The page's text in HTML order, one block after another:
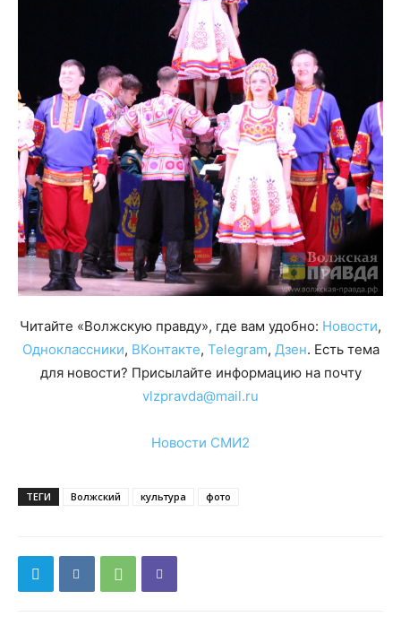
Читайте «Волжскую правду», где вам удобно: Новости,
Одноклассники, ВКонтакте, Telegram, Дзен. Есть тема
для новости? Присылайте информацию на почту
vlzpravda@mail.ru
Новости СМИ2
ТЕГИ Волжский культура фото